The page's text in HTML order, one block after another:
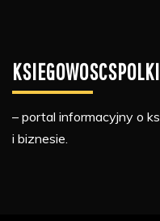
– portal informacyjny o
i biznesie.